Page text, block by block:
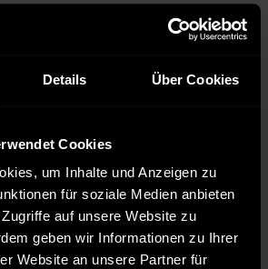
Details Über Cookies
Cookies
um Inhalte und Anzeigen zu
für soziale Medien anbieten
auf unsere Website zu
geben wir Informationen zu Ihrer
Website an unsere Partner für
auch für entspannte Anlässe eignet.
Qualität und zeitloses Design.
Temperatur